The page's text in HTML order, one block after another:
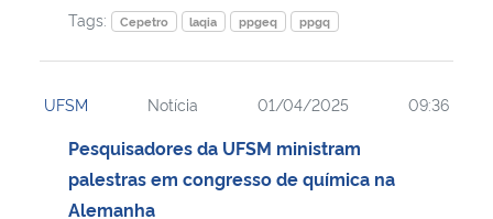
Tags:
Cepetro laqia ppgeq ppgq
UFSM Notícia 01/04/2025 09:36
Pesquisadores da UFSM ministram
palestras em congresso de química na
Alemanha